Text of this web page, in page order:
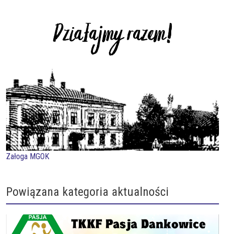
Załoga MGOK
Powiązana kategoria aktualności